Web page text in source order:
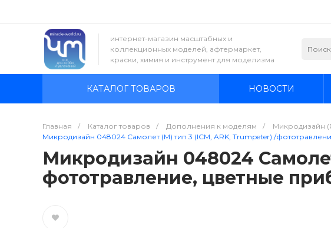
интернет-магазин масштабных и
коллекционных моделей, афтермаркет,
краски, химия и инструмент для моделизма
КАТАЛОГ ТОВАРОВ НОВОСТИ
Главная / Каталог товаров / Дополнения к моделям / Микродизайн
Микродизайн 048024 Самолет (М) тип 3 (ICM, ARK, Trumpeter) /
Микродизайн 048024
фототравление, цветные